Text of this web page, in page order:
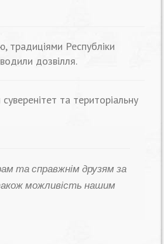
традиціями Республіки
дозвілля.
та територіальну
та справжнім друзям за
можливість нашим